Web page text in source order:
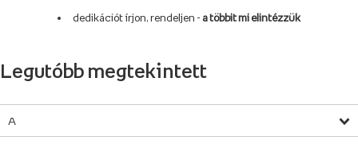
dedikációt írjon, rendeljen - a többit mi elintézzük
Legutóbb megtekintett
A